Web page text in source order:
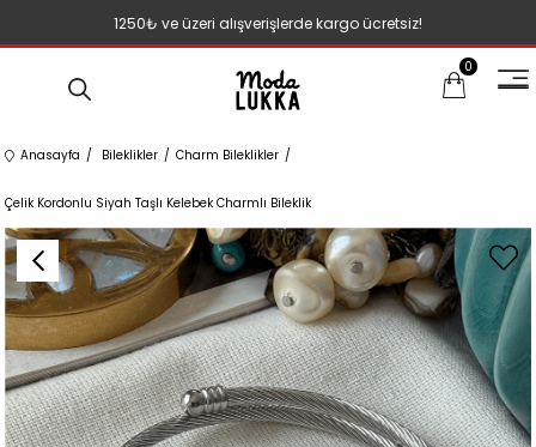
1250₺ ve üzeri alışverişlerde kargo ücretsiz!
0
Anasayfa Bileklikler Charm Bileklikler
Çelik Kordonlu Siyah Taşlı Kelebek Charmlı Bileklik